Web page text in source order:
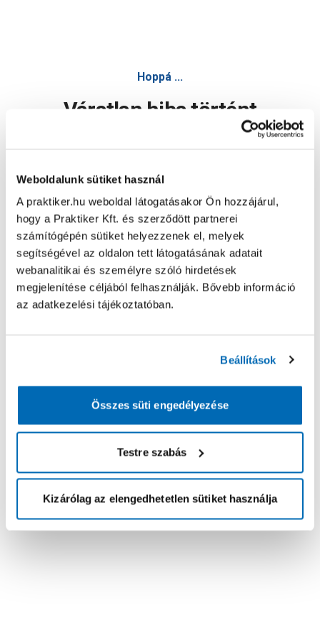
Weboldalunk sütiket használ
A praktiker.hu weboldal látogatásakor Ön hozzájárul,
hogy a Praktiker Kft. és szerződött partnerei
számítógépén sütiket helyezzenek el, melyek
segítségével az oldalon tett látogatásának adatait
webanalitikai és személyre szóló hirdetések
megjelenítése céljából felhasználják. Bővebb információ
az adatkezelési tájékoztatóban.
Beállítások
Összes süti engedélyezése
Testre szabás
Kizárólag az elengedhetetlen sütiket használja
Hoppá ...
Váratlan hiba történt
Oldal újratöltése